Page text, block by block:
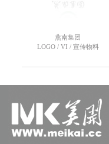
燕南集团
LOGO / VI / 宣传物料